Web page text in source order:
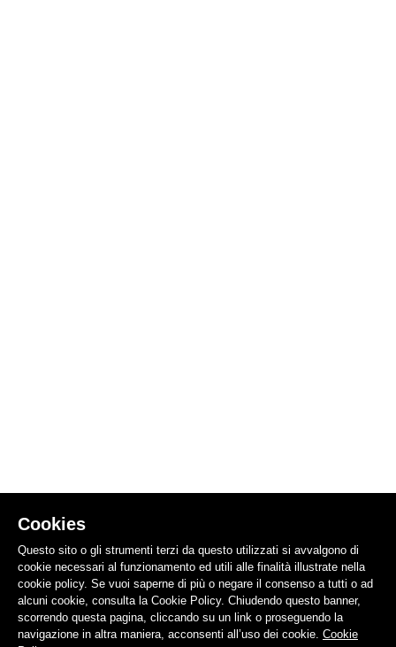
Cookies
Questo sito o gli strumenti terzi da questo utilizzati si avvalgono di
cookie necessari al funzionamento ed utili alle finalità illustrate nella
cookie policy. Se vuoi saperne di più o negare il consenso a tutti o ad
alcuni cookie, consulta la Cookie Policy. Chiudendo questo banner,
scorrendo questa pagina, cliccando su un link o proseguendo la
navigazione in altra maniera, acconsenti all’uso dei cookie. Cookie